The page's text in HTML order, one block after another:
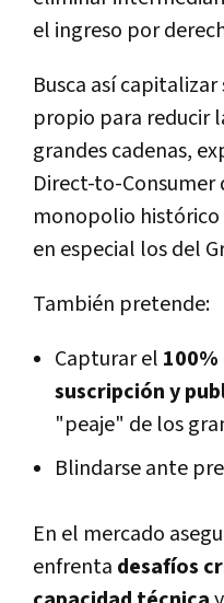
el ingreso por
Busca así
propio para reducir
grandes cadenas,
Direct-to-Consumer
monopolio
en especial los del
También pretende:
Capturar el
suscripción y
"peaje" de los
Blindarse ante
En el mercado
enfrenta desafíos